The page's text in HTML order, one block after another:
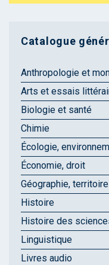
Catalogue
Anthropologie et
Arts et essais
Biologie et santé
Chimie
Écologie,
Économie, droit
Géographie,
Histoire
Histoire des
Linguistique
Livres audio